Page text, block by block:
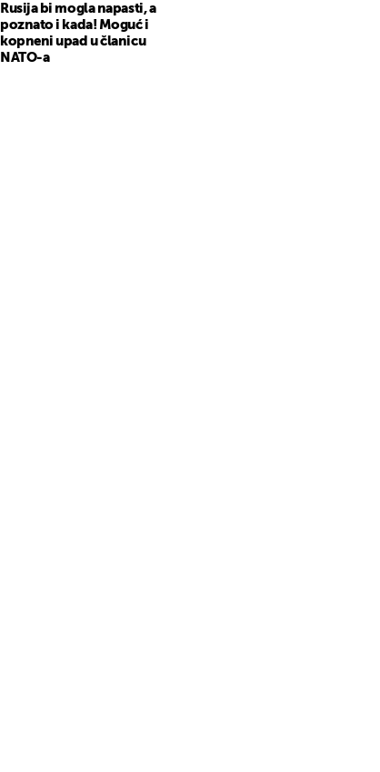
Rusija bi mogla napasti, a
poznato i kada! Moguć i
kopneni upad u članicu
NATO-a